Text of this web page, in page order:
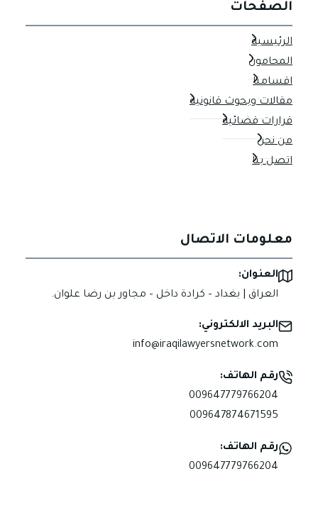
الصفحات
الرئيسية
المحامون
اقسامنا
مقالات وبحوث قانونية
قرارات قضائية
من نحن
اتصل بنا
معلومات الاتصال
العنوان:
العراق | بغداد – كرادة داخل – مجاور بن رضا علوان.
البريد الالكتروني:
info@iraqilawyersnetwork.com
رقم الهاتف:
009647779766204
009647874671595
رقم الهاتف:
009647779766204